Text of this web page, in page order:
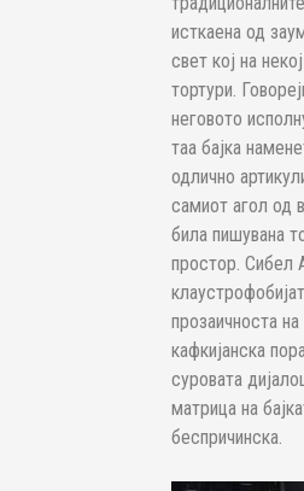
исткаена од
свет кој на
тортури.
неговото
таа бајка
одлично
самиот агол од
била пишувана
простор. Сибел
прозаичноста
кафкијанска
суровата
матрица на
беспричинска.